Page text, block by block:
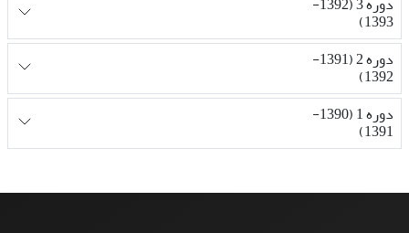
1393)
دوره 2 (1391-
1392)
دوره 1 (1390-
1391)